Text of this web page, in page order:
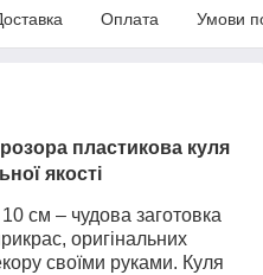
Оплата Умови
пластикова куля
якості
см – чудова заготовка
оригінальних
своїми руками. Куля